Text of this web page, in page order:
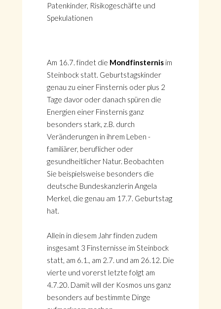
Patenkinder, Risikogeschäfte und
Spekulationen
Am 16.7. findet die Mondfinsternisim
Steinbock statt. Geburtstagskinder
genau zu einer Finsternis oder plus 2
Tage davor oder danach spüren die
Energien einer Finsternis ganz
besonders stark, z.B. durch
Veränderungen in ihrem Leben -
familiärer, beruflicher oder
gesundheitlicher Natur. Beobachten
Sie beispielsweise besonders die
deutsche Bundeskanzlerin Angela
Merkel, die genau am 17.7. Geburtstag
hat.
Allein in diesem Jahr finden zudem
insgesamt 3 Finsternisse im Steinbock
statt, am 6.1., am 2.7. und am 26.12. Die
vierte und vorerst letzte folgt am
4.7.20. Damit will der Kosmos uns ganz
besonders auf bestimmte Dinge